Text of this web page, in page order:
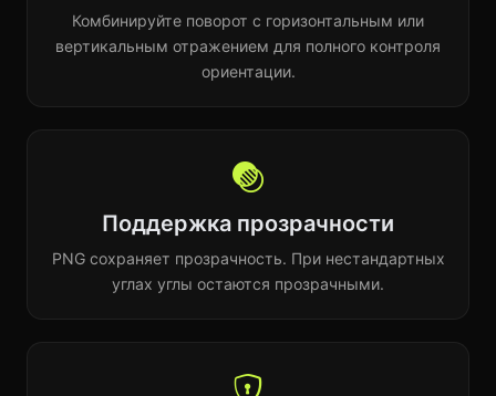
Комбинируйте поворот с горизонтальным или
вертикальным отражением для полного контроля
ориентации.
Поддержка прозрачности
PNG сохраняет прозрачность. При нестандартных
углах углы остаются прозрачными.